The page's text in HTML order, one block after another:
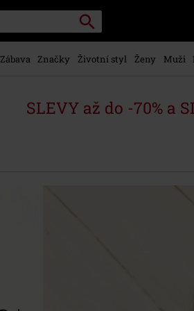
Vyhledávání
Zábava Značky Životní styl Ženy Muži
SLEVY až do -70% a